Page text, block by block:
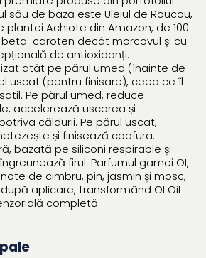
său de bază este Uleiul de Roucou,
plantei Achiote din Amazon, de 100
caroten decât morcovul și cu
de antioxidanți.
atât pe părul umed (înainte de
uscat (pentru finisare), ceea ce îl
Pe părul umed, reduce
accelerează uscarea și
căldurii. Pe părul uscat,
și finisează coafura.
bazată pe siliconi respirable și
firul. Parfumul gamei OI,
de cimbru, pin, jasmin și mosc,
aplicare, transformând OI Oil
completă.